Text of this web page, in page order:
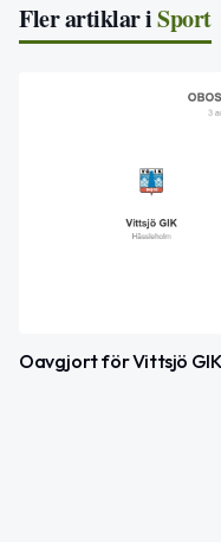
Fler artiklar iSport
Oavgjort för Vittsjö